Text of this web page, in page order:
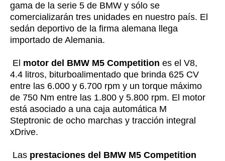
gama de la serie 5 de BMW y sólo se
comercializarán tres unidades en nuestro país. El
sedán deportivo de la firma alemana llega
importado de Alemania.
El motor del BMW M5 Competition es el V8,
4.4 litros, biturboalimentado que brinda 625 CV
entre las 6.000 y 6.700 rpm y un torque máximo
de 750 Nm entre las 1.800 y 5.800 rpm. El motor
está asociado a una caja automática M
Steptronic de ocho marchas y tracción integral
xDrive.
Las prestaciones del BMW M5 Competition